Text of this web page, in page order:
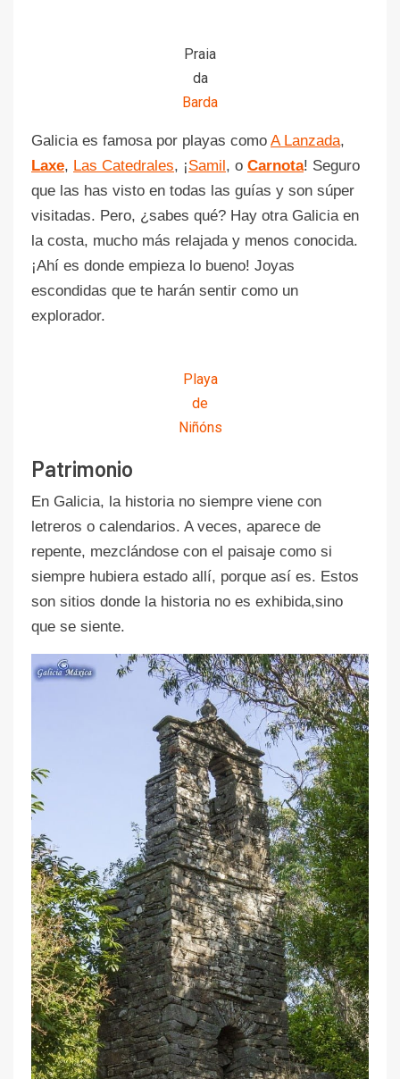
Praia
da
Barda
Galicia es famosa por playas como A Lanzada,
Laxe, Las Catedrales, ¡Samil, o Carnota! Seguro
que las has visto en todas las guías y son súper
visitadas. Pero, ¿sabes qué? Hay otra Galicia en
la costa, mucho más relajada y menos conocida.
¡Ahí es donde empieza lo bueno! Joyas
escondidas que te harán sentir como un
explorador.
Playa
de
Niñóns
Patrimonio
En Galicia, la historia no siempre viene con
letreros o calendarios. A veces, aparece de
repente, mezclándose con el paisaje como si
siempre hubiera estado allí, porque así es. Estos
son sitios donde la historia no es exhibida,sino
que se siente.